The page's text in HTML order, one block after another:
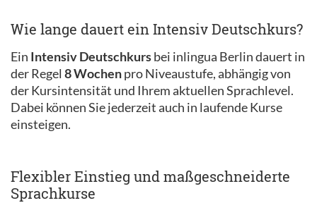
Wie lange dauert ein Intensiv Deutschkurs?
Ein Intensiv Deutschkursbei inlingua Berlin dauert in
der Regel 8 Wochenpro Niveaustufe, abhängig von
der Kursintensität und Ihrem aktuellen Sprachlevel.
Dabei können Sie jederzeit auch in laufende Kurse
einsteigen.
Flexibler Einstieg und maßgeschneiderte
Sprachkurse